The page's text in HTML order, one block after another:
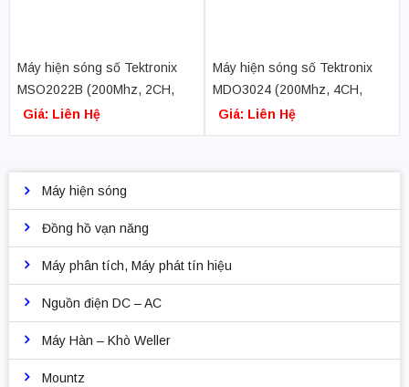
Máy hiện sóng số Tektronix
MSO2022B (200Mhz, 2CH,
16CH logic, 1GS/s)
Giá: Liên Hệ
Máy hiện sóng số Tektronix
MDO3024 (200Mhz, 4CH,
2.5GS/s, chức năng phân tích
Giá: Liên Hệ
Máy hiện sóng
Đồng hồ vạn năng
Máy phân tích, Máy phát tín hiệu
Nguồn điện DC – AC
Máy Hàn – Khò Weller
Mountz